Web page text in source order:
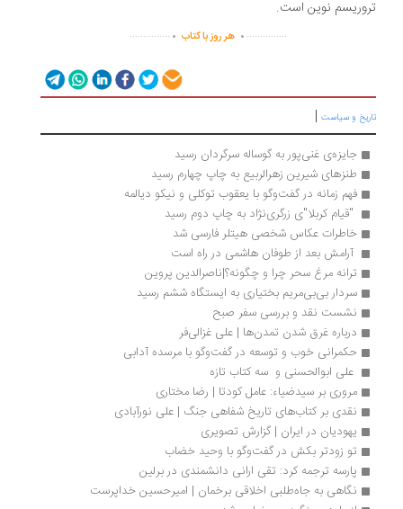
نوین است.
...............
. هر روز با کتاب .
...............
و سیاست |
جایزه‌ی غنی‌پور به گوساله‌ سرگردان رسید
طنزهای شیرین زهرالربیع به چاپ چهارم رسید
فهم زمانه در گفت‌وگو با یعقوب توکلی و نیکو دیالمه
"قیام کربلا"ی زرگری‌نژاد به چاپ دوم رسید
خاطرات عکاس شخصی هیتلر فارسی شد
آرامش بعد از طوفان هاشمی در راه است
ترانه‌ مرغ سحر چرا و چگونه؟|ناصرالدین پروین
سردار بی‌بی‌مریم بختیاری به ایستگاه ششم رسید
نشست نقد و بررسی سفر صبح
درباره غرق شدن تمدن‌ها | علی غزالی‌فر
حکمرانی خوب و توسعه در گفت‌وگو با مرسده آدابی
علی ابوالحسنی و  سه کتاب تازه
مروری بر سیدضیاء: عامل کودتا | رضا مختاری
نقدی بر کتاب‌های تاریخ شفاهی جنگ | علی نورآبادی‌
یهودیان در ایران | گزارش تصویری
تو زودتر بکش در گفت‌وگو با وحید خضاب
پارسه ترجمه کرد: تقی ارانی دانشمندی در برلین
نگاهی به جاه‌طلبی اخلاقی برخمان | امیرحسین خداپرست